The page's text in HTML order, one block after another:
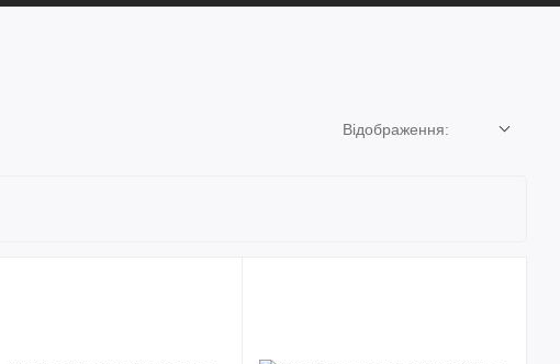
Відображення: